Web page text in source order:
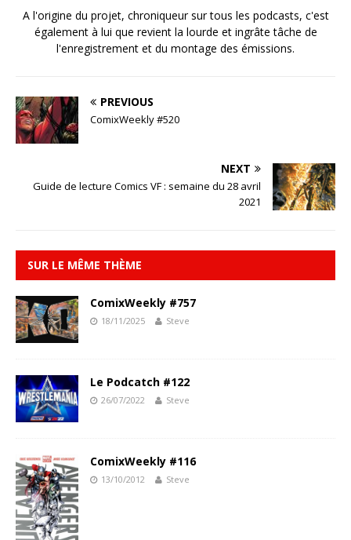
A l'origine du projet, chroniqueur sur tous les podcasts, c'est
également à lui que revient la lourde et ingrâte tâche de
l'enregistrement et du montage des émissions.
PREVIOUS
ComixWeekly #520
NEXT
Guide de lecture Comics VF : semaine du 28 avril
2021
SUR LE MÊME THÈME
ComixWeekly #757
18/11/2025 Steve
Le Podcatch #122
26/07/2022 Steve
ComixWeekly #116
13/10/2012 Steve